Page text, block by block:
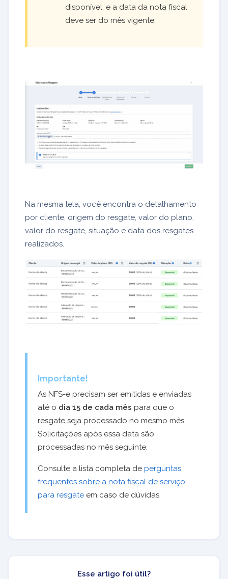
disponível, e a data da nota fiscal
deve ser do mês vigente.
Na mesma tela, você encontra o detalhamento
por cliente, origem do resgate, valor do plano,
valor do resgate, situação e data dos resgates
realizados.
Importante!
As NFS-e precisam ser emitidas e enviadas
até o dia 15 de cada mês para que o
resgate seja processado no mesmo mês.
Solicitações após essa data são
processadas no mês seguinte.
Consulte a lista completa de perguntas
frequentes sobre a nota fiscal de serviço
para resgate em caso de dúvidas.
Esse artigo foi útil?